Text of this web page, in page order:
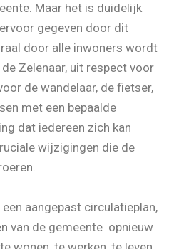
Maar het is duidelijk
gegeven door dit
door alle inwoners wordt
Zelenaar, uit respect voor
de wandelaar, de fietser,
met een bepaalde
dat iedereen zich kan
wijzigingen die de
aangepast circulatieplan,
van de gemeente opnieuw